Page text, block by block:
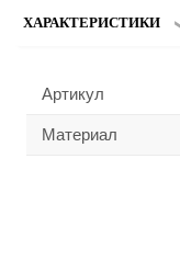
ХАРАКТЕРИСТИКИ
Артикул
Материал